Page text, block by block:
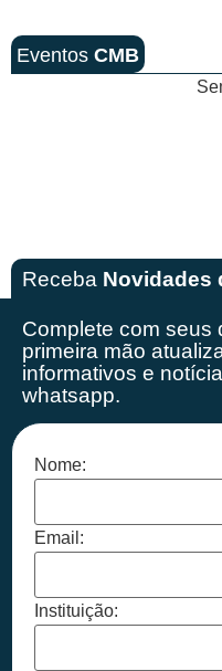
Eventos CMB
Receba Novidades
Complete com seus
primeira mão
informativos e
whatsapp.
Nome:
Email:
Instituição: